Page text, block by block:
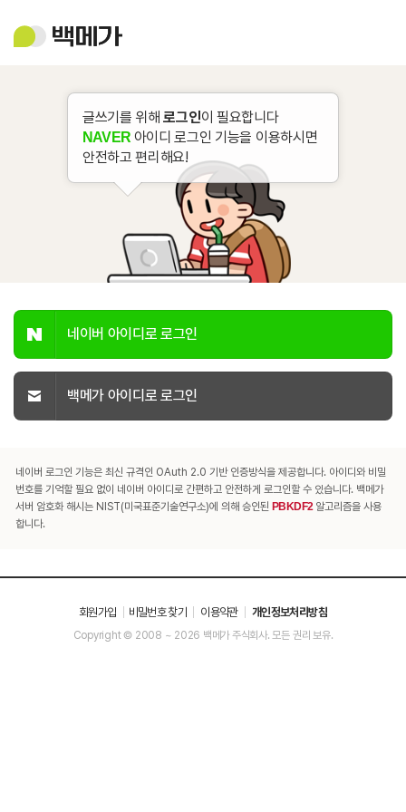
백
메
글쓰기를 위해로그인이 필요합니다
NAVER 아이디 로그인 기능을 이용하시면
안전하고 편리해요!
네이버 아이디로 로그인
백메가 아이디로 로그인
네이버 로그인 기능은 최신 규격인 OAuth 2.0 기반 인증방식을 제공합니다. 아이디와 비밀
번호를 기억할 필요 없이 네이버 아이디로 간편하고 안전하게 로그인할 수 있습니다. 백메가
서버 암호화 해시는 NIST(미국표준기술연구소)에 의해 승인된 PBKDF2알고리즘을 사용
합니다.
회원가입 비밀번호 찾기 이용약관 개인정보처리방침
Copyright © 2008 ~ 2026 백메가 주식회사. 모든 권리 보유.